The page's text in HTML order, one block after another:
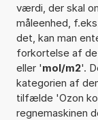
værdi, der skal
måleenhed,
det, kan man
forkortelse af
eller 'mol/m2'.
kategorien af
tilfælde 'Ozon
regnemaskinen